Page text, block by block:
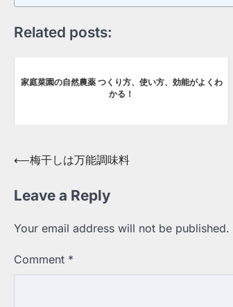
Related posts:
家庭菜園の自然農薬 つくり方、使い方、効能がよくわ
かる！
Post
⟵梅干しは万能調味料
Leave a Reply
Your email address will not be published.
Comment *